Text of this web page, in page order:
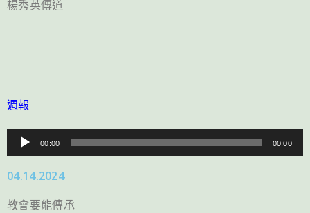
楊秀英傳道
週報
訊
播
放
00:00 00:00
04.14.2024
教會要能傳承